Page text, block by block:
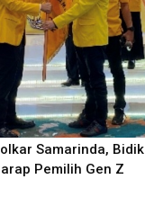
Samarinda, Bidik
Pemilih Gen Z